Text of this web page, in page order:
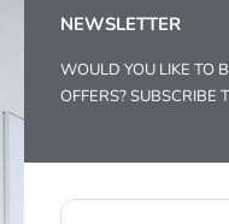
NEWSLETTER
WOULD YOU LIKE TO
OFFERS? SUBSCRIBE